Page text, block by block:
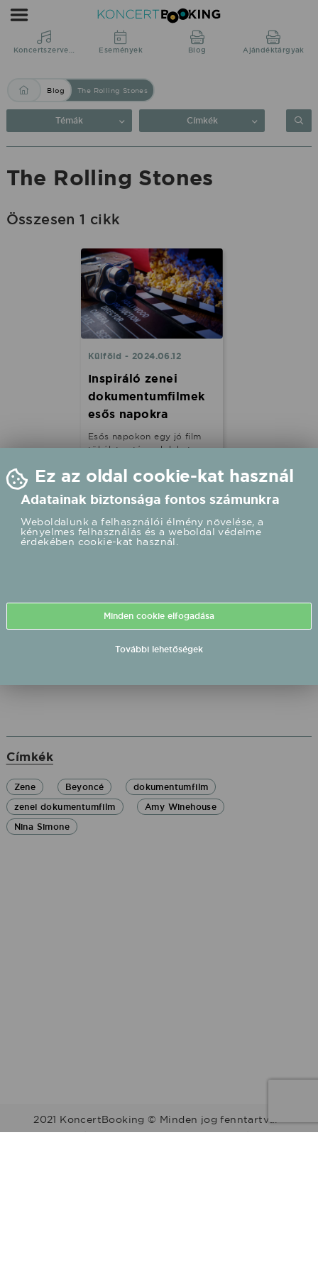
Blog:
Rolling
KoncertBooking
Közvetlenül
produkciótól.
Koncertszervezés Események Blog Ajándéktárgyak
Blog The Rolling Stones
Témák Címkék
The Rolling Stones
Összesen 1 cikk
Külföld - 2024.06.12
Inspiráló zenei
dokumentumfilmek
esős napokra
Esős napokon egy jó film
tökéletes társunk lehet.
inspiráló zenei
csak szórakoztat, de új
előttünk. Az alábbiakban
néhány olyan zenei
akár abban segíthetnek,
hogy meghozzuk azt a
döntést, amelyen már
Címkék
Zene Beyoncé
dokumentumfilm
zenei dokumentumfilm
Amy Winehouse
Nina Simone
2021 KoncertBooking © Minden jog fenntartva.
Kapcsolat | Telefonszám: +36 30 157 9812 | E-mail:
Ez az oldal cookie-kat használ
Adatainak biztonsága fontos számunkra
Weboldalunk a felhasználói élmény növelése, a
kényelmes felhasználás és a weboldal védelme
érdekében cookie-kat használ.
Minden cookie elfogadása
További lehetőségek